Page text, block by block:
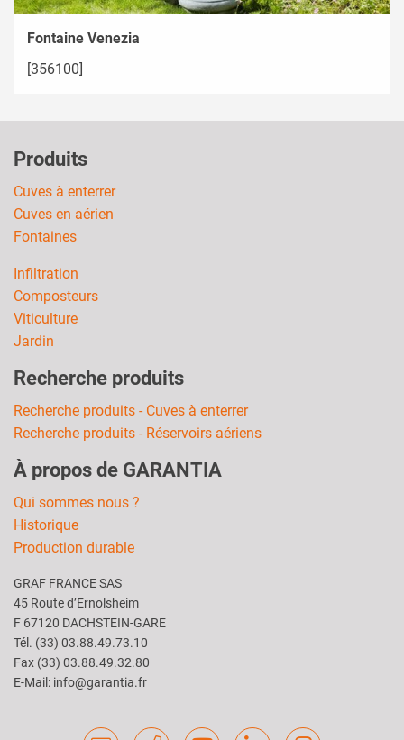
Fontaine Venezia
[356100]
Produits
Cuves à enterrer
Cuves en aérien
Fontaines
Infiltration
Composteurs
Viticulture
Jardin
Recherche produits
Recherche produits - Cuves à enterrer
Recherche produits - Réservoirs aériens
À propos de GARANTIA
Qui sommes nous ?
Historique
Production durable
GRAF FRANCE SAS
45 Route d’Ernolsheim
F 67120 DACHSTEIN-GARE
Tél. (33) 03.88.49.73.10
Fax (33) 03.88.49.32.80
E-Mail: info@garantia.fr